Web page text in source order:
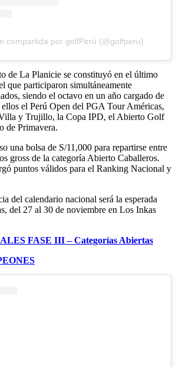
compartida por golfPerú (@golfperu)
de La Planicie se constituyó en el último
que participaron simultáneamente
siendo el octavo en un año cargado de
ellos el Perú Open del PGA Tour Américas,
y Trujillo, la Copa IPD, el Abierto Golf
de Primavera.
una bolsa de S/11,000 para repartirse entre
gross de la categoría Abierto Caballeros.
puntos válidos para el Ranking Nacional y
del calendario nacional será la esperada
del 27 al 30 de noviembre en Los Inkas
FASE III – Categorías Abiertas